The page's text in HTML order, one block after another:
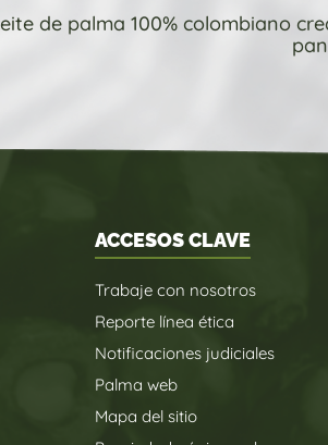
de palma 100% colombiano
ACCESOS CLAVE
Trabaje con nosotros
Reporte línea ética
Notificaciones judiciales
Palma web
Mapa del sitio